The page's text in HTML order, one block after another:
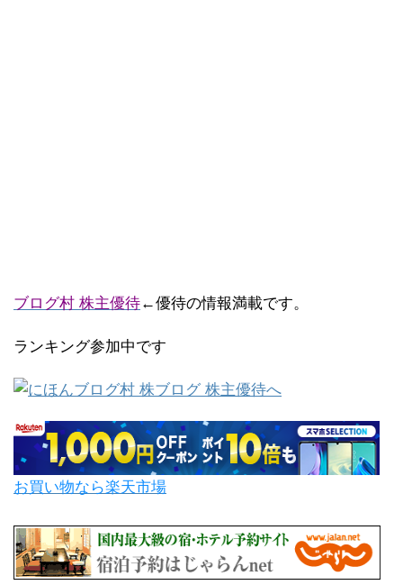
ブログ村 株主優待←優待の情報満載です。
ランキング参加中です
お買い物なら楽天市場